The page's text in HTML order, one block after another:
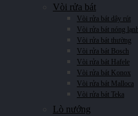
Vòi rửa bát
Vòi rửa bát dây rút
Vòi rửa bát nóng lạnh
Vòi rửa bát thường
Vòi rửa bát Bosch
Vòi rửa bát Hafele
Vòi rửa bát Konox
Vòi rửa bát Malloca
Vòi rửa bát Teka
Lò nướng